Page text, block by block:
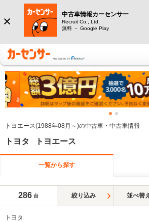
中古車情報カーセンサー
Recruit Co., Ltd.
無料 － Google Play
トヨエース(1988年08月～)の中古車・中古車情報
トヨタ トヨエース
一覧から探す
286 台 絞り込み 並べ替え
トヨタ